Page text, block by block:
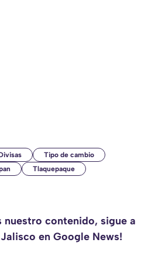
Tipo de cambio
Tlaquepaque
nuestro contenido, sigue a
en Google News!